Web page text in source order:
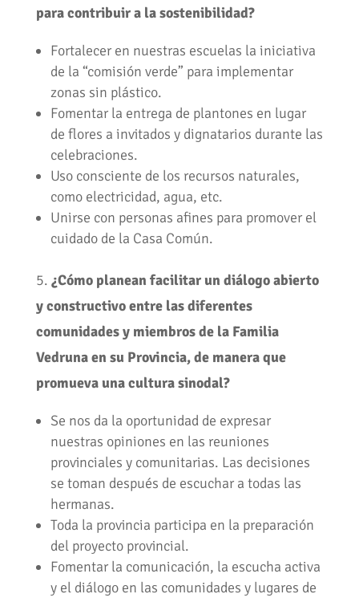
para contribuir a la sostenibilidad?
Fortalecer en nuestras escuelas la iniciativa
de la “comisión verde” para implementar
zonas sin plástico.
Fomentar la entrega de plantones en lugar
de flores a invitados y dignatarios durante las
celebraciones.
Uso consciente de los recursos naturales,
como electricidad, agua, etc.
Unirse con personas afines para promover el
cuidado de la Casa Común.
5. ¿Cómo planean facilitar un diálogo abierto
y constructivo entre las diferentes
comunidades y miembros de la Familia
Vedruna en su Provincia, de manera que
promueva una cultura sinodal?
Se nos da la oportunidad de expresar
nuestras opiniones en las reuniones
provinciales y comunitarias. Las decisiones
se toman después de escuchar a todas las
hermanas.
Toda la provincia participa en la preparación
del proyecto provincial.
Fomentar la comunicación, la escucha activa
y el diálogo en las comunidades y lugares de